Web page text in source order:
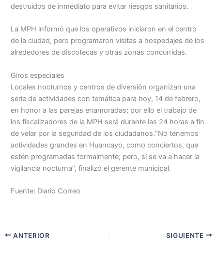
destruidos de inmediato para evitar riesgos sanitarios.
La MPH informó que los operativos iniciaron en el centro
de la ciudad, pero programaron visitas a hospedajes de los
alrededores de discotecas y otras zonas concurridas.
Giros especiales
Locales nocturnos y centros de diversión organizan una
serie de actividades con temática para hoy, 14 de febrero,
en honor a las parejas enamoradas; por ello el trabajo de
los fiscalizadores de la MPH será durante las 24 horas a fin
de velar por la seguridad de los ciudadanos.“No tenemos
actividades grandes en Huancayo, como conciertos, que
estén programadas formalmente; pero, sí se va a hacer la
vigilancia nocturna”, finalizó el gerente municipal.
Fuente: Diario Correo
ANTERIOR SIGUIENTE